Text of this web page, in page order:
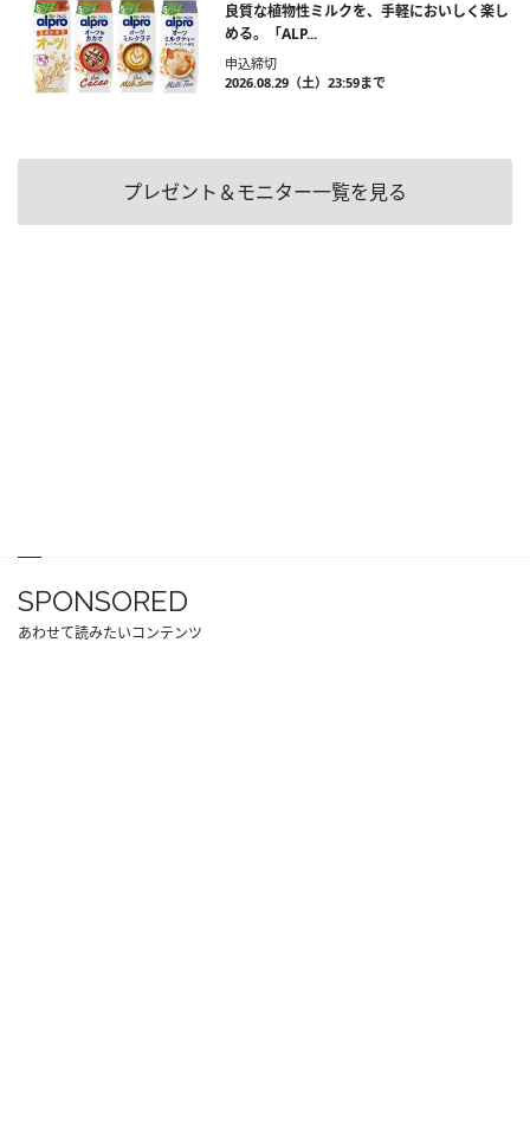
良質な植物性ミルクを、手軽においしく楽し
める。「ALP...
申込締切
2026.08.29（土）23:59まで
プレゼント＆モニター一覧を見る
SPONSORED
あわせて読みたいコンテンツ